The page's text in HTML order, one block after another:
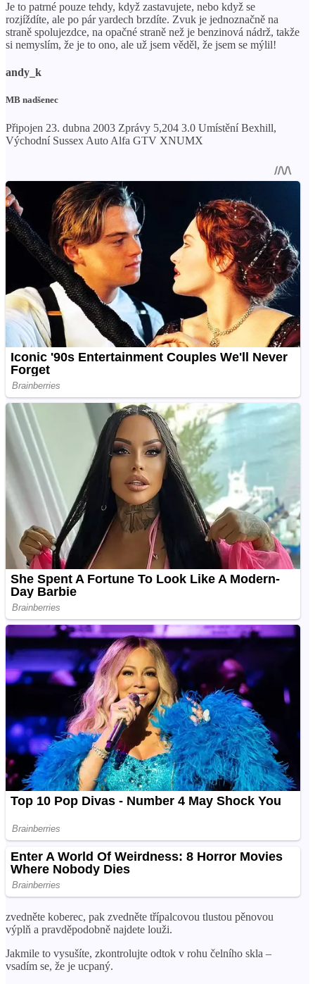
Je to patrné pouze tehdy, když zastavujete, nebo když se
rozjíždíte, ale po pár yardech brzdíte. Zvuk je jednoznačně na
straně spolujezdce, na opačné straně než je benzinová nádrž, takže
si nemyslím, že je to ono, ale už jsem věděl, že jsem se mýlil!
andy_k
MB nadšenec
Připojen 23. dubna 2003 Zprávy 5,204 3.0 Umístění Bexhill,
Východní Sussex Auto Alfa GTV XNUMX
zvedněte koberec, pak zvedněte třípalcovou tlustou pěnovou
výplň a pravděpodobně najdete louži.
Jakmile to vysušíte, zkontrolujte odtok v rohu čelního skla –
vsadím se, že je ucpaný.